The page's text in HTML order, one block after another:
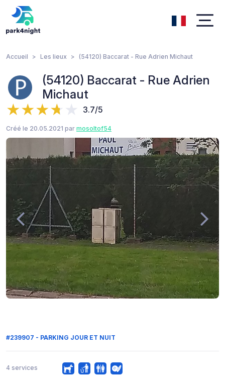
Accueil Les lieux (54120) Baccarat - Rue Adrien Michaut
(54120) Baccarat - Rue Adrien
Michaut
3.7/5
Créé le 20.05.2021 par mosoltof54
#239907 - PARKING JOUR ET NUIT
4 services